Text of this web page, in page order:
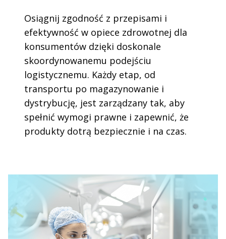
Osiągnij zgodność z przepisami i
efektywność w opiece zdrowotnej dla
konsumentów dzięki doskonale
skoordynowanemu podejściu
logistycznemu. Każdy etap, od
transportu po magazynowanie i
dystrybucję, jest zarządzany tak, aby
spełnić wymogi prawne i zapewnić, że
produkty dotrą bezpiecznie i na czas.